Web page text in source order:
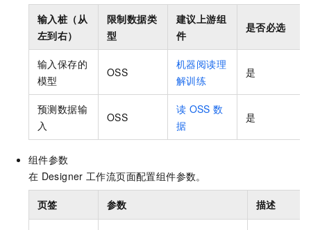
输入桩（从
左到右）
限制数据类
型
建议上游组
件
是否必选
输入保存的
模型
OSS
机器阅读理
解训练
是
预测数据输
入
OSS
读 OSS 数
据
是
组件参数
在 Designer 工作流页面配置组件参数。
页签 参数 描述